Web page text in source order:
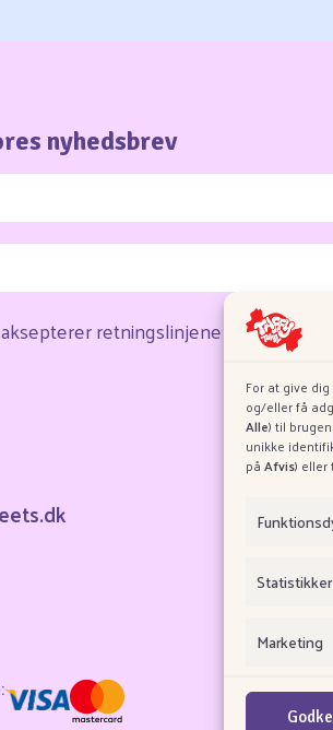
For at give
og/eller få
Alle) til
unikke
påAfvis)
Statistikker
Marketing
nyhedsbrev
retningslinjene for